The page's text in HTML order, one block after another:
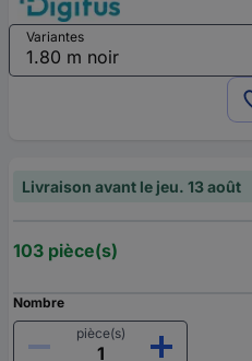
Variantes
Livraison avant le jeu. 13 août
103 pièce(s)
Nombre
pièce(s)